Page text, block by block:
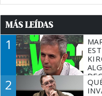
MÁS LEÍDAS
1
2